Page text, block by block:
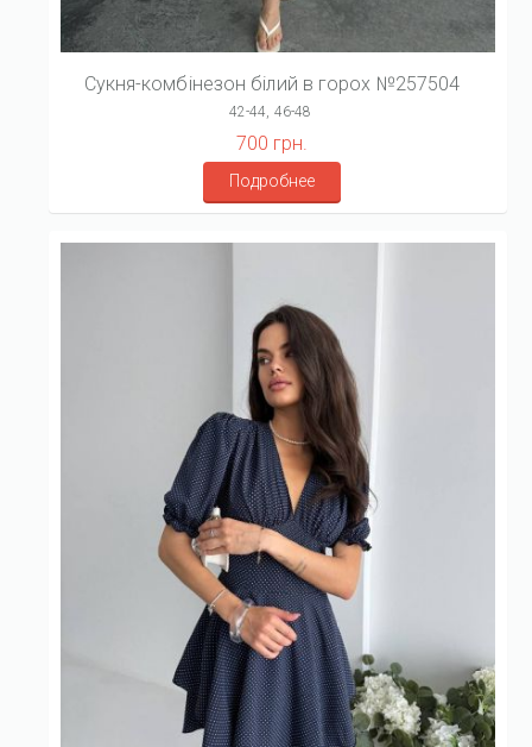
Сукня-комбінезон білий в горох №257504
42-44, 46-48
700 грн.
Подробнее